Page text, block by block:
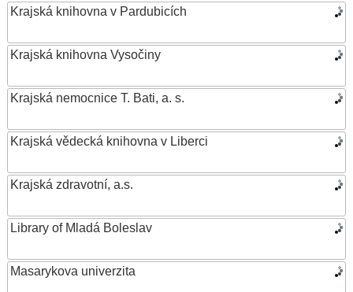
Krajská knihovna v Pardubicích
Krajská knihovna Vysočiny
Krajská nemocnice T. Bati, a. s.
Krajská vědecká knihovna v Liberci
Krajská zdravotní, a.s.
Library of Mladá Boleslav
Masarykova univerzita